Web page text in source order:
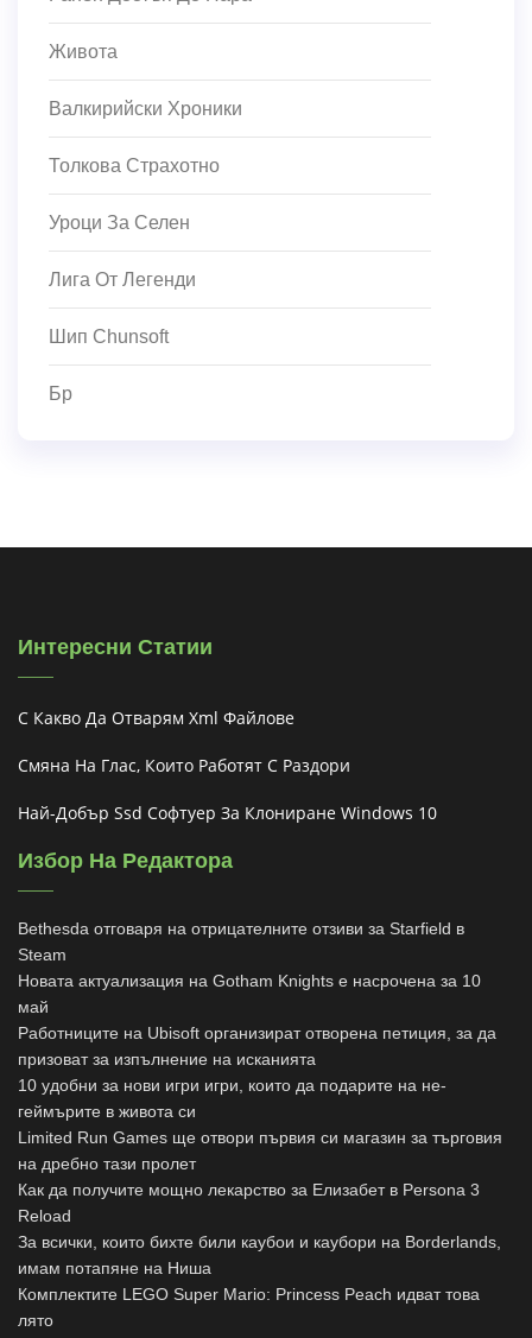
Живота
Валкирийски Хроники
Толкова Страхотно
Уроци За Селен
Лига От Легенди
Шип Chunsoft
Бр
Интересни Статии
С Какво Да Отварям Xml Файлове
Смяна На Глас, Които Работят С Раздори
Най-Добър Ssd Софтуер За Клониране Windows 10
Избор На Редактора
Bethesda отговаря на отрицателните отзиви за Starfield в
Steam
Новата актуализация на Gotham Knights е насрочена за 10
май
Работниците на Ubisoft организират отворена петиция, за да
призоват за изпълнение на исканията
10 удобни за нови игри игри, които да подарите на не-
геймърите в живота си
Limited Run Games ще отвори първия си магазин за търговия
на дребно тази пролет
Как да получите мощно лекарство за Елизабет в Persona 3
Reload
За всички, които бихте били каубои и каубори на Borderlands,
имам потапяне на Ниша
Комплектите LEGO Super Mario: Princess Peach идват това
лято